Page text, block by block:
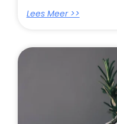
Lees Meer >>